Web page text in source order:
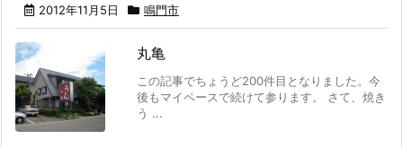
2012年11月5日 鳴門市
丸亀
この記事でちょうど200件目となりました。今
後もマイペースで続けて参ります。 さて、焼き
う ...